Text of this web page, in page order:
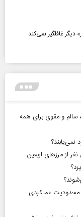
غافلگیر نمی‌کند
۳۰ صبحانه سریع، سالم و مقوی برای همه
نمی‌یابند؟
از ۱۰.۵ میلیون نفر با محدودیت عملکردی